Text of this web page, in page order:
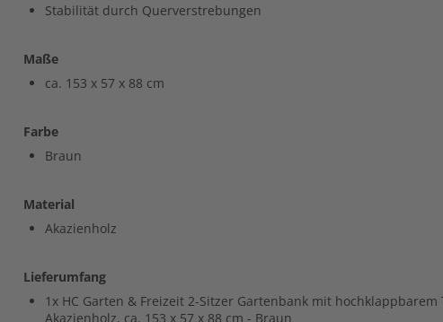
Stabilität durch Querverstrebungen
Maße
ca. 153 x 57 x 88 cm
Farbe
Braun
Material
Akazienholz
Lieferumfang
1x HC Garten & Freizeit 2-Sitzer Gartenbank mit hochklappbarem
Akazienholz, ca. 153 x 57 x 88 cm - Braun